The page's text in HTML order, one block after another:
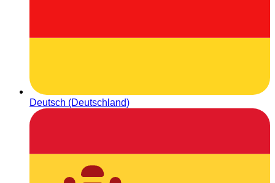
Deutsch (Deutschland)